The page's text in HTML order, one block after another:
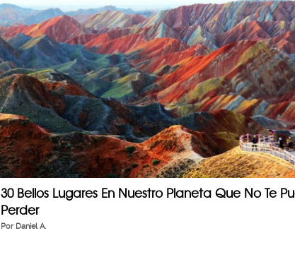
30 Bellos Lugares En Nuestro Planeta Que No Te
Perder
Por Daniel A.